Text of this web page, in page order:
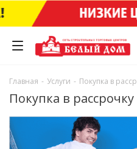
Главная - Услуги - Покупка в
Покупка в рассрочку